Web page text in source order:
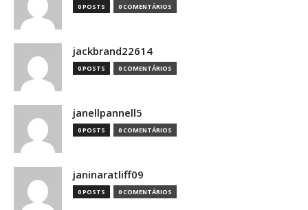
0 POSTS 0 COMENTÁRIOS
jackbrand22614
0 POSTS 0 COMENTÁRIOS
janellpannell5
0 POSTS 0 COMENTÁRIOS
janinaratliff09
0 POSTS 0 COMENTÁRIOS